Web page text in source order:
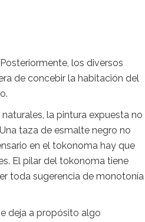
los diversos
de concebir la habitación del
la pintura expuesta no
taza de esmalte negro no
en el tokonoma hay que
El pilar del tokonoma tiene
toda sugerencia de monotonía
deja a propósito algo